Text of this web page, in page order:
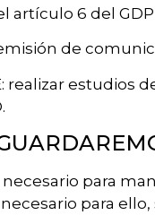
6 del
de
realizar estudios
para
para